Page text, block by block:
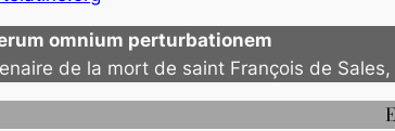
omnium perturbationem
de la mort de saint François de